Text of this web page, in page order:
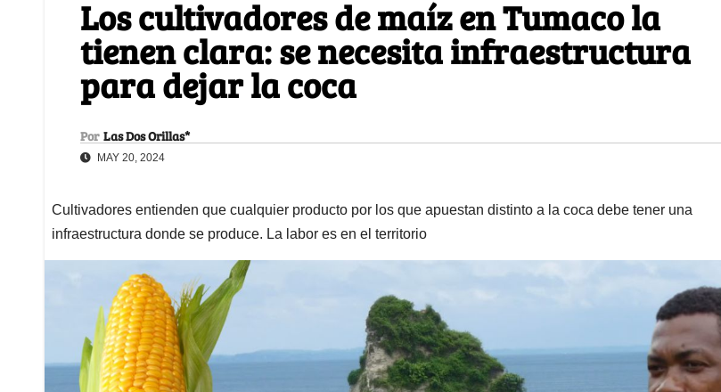
Los cultivadores de maíz en Tumaco la
tienen clara: se necesita infraestructura
para dejar la coca
Por Las Dos Orillas*
MAY 20, 2024
Cultivadores entienden que cualquier producto por los que apuestan distinto a la coca debe tener una
infraestructura donde se produce. La labor es en el territorio